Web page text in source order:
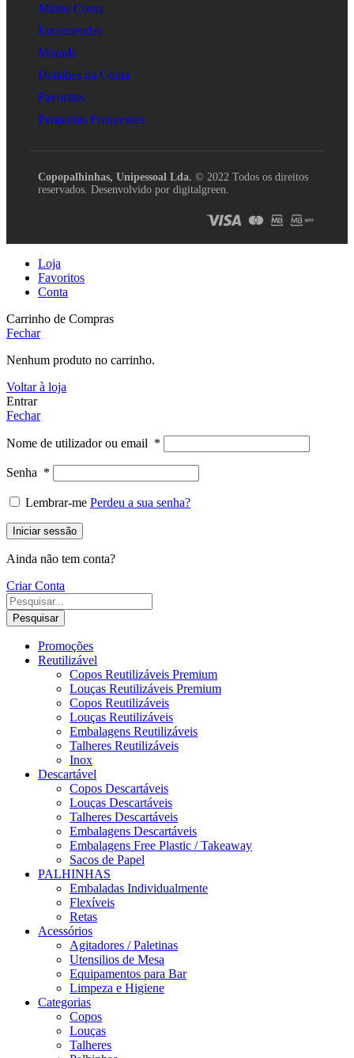
Minha Conta
Encomendas
Morada
Detalhes da Conta
Favoritos
Perguntas Frequentes
Copopalhinhas, Unipessoal Lda. © 2022 Todos os direitos
reservados. Desenvolvido por digitalgreen.
Loja
Favoritos
Conta
Carrinho de Compras
Fechar
Nenhum produto no carrinho.
Voltar à loja
Entrar
Fechar
Nome de utilizador ou email *
Senha *
Lembrar-me Perdeu a sua senha?
Iniciar sessão
Ainda não tem conta?
Criar Conta
Pesquisar
Promoções
Reutilizável
Copos Reutilizáveis Premium
Louças Reutilizáveis Premium
Copos Reutilizáveis
Louças Reutilizáveis
Embalagens Reutilizáveis
Talheres Reutilizáveis
Inox
Descartável
Copos Descartáveis
Louças Descartáveis
Talheres Descartáveis
Embalagens Descartáveis
Embalagens Free Plastic / Takeaway
Sacos de Papel
PALHINHAS
Embaladas Individualmente
Flexíveis
Retas
Acessórios
Agitadores / Paletinas
Utensilios de Mesa
Equipamentos para Bar
Limpeza e Higiene
Categorias
Copos
Louças
Talheres